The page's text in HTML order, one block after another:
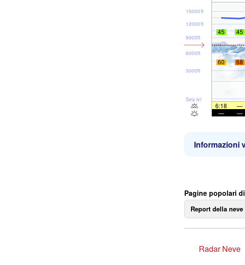
Sea lvl
3000ft
6000ft
9000ft
12000ft
15000ft
45 45
60 68
6:18 —
—
—
Informazioni
Pagine popolari
Report della neve
Radar Neve